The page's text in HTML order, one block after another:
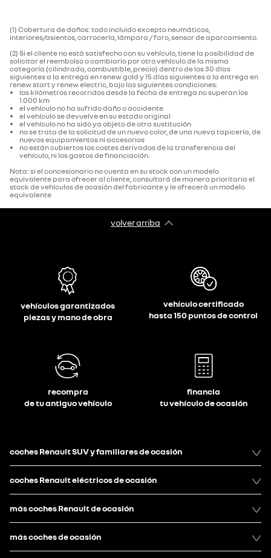
(1) Cobertura de daños: todo incluido excepto neumáticos,
interiores/asientos, carrocería, lámpara / faro, sensor de aparcamiento.‌
(2) Si el cliente no está satisfecho con su vehículo, tiene la posibilidad de
solicitar el reembolso o cambiarlo por otro vehículo de la misma
categoría (cilindrada, combustible, precio) dentro de los 30 días
siguientes a la entrega en renew gold y 15 días siguientes a la entrega en
renew start y renew electric, bajo las siguientes condiciones:
los kilómetros recorridos desde la fecha de entrega no superan los
1.000 km
el vehículo no ha sufrido daño o accidente
el vehículo se devuelve en su estado original
el vehículo no ha sido ya objeto de otra sustitución
no se trata de la solicitud de un nuevo color, de una nueva tapicería, de
nuevos equipamientos ni accesorios
no están cubiertos los costes derivados de la transferencia del
vehículo, ni los gastos de financiación.
Nota: si el concesionario no cuenta en su stock con un modelo
equivalente para ofrecer al cliente, consultará de manera prioritaria el
stock de vehículos de ocasión del fabricante y le ofrecerá un modelo
equivalente
volver arriba
vehículos garantizados
piezas y mano de obra
vehículo certificado
hasta 150 puntos de control
recompra
de tu antiguo vehículo
financia
tu vehículo de ocasión
coches Renault SUV y familiares de ocasión
coches Renault eléctricos de ocasión
más coches Renault de ocasión
más coches de ocasión